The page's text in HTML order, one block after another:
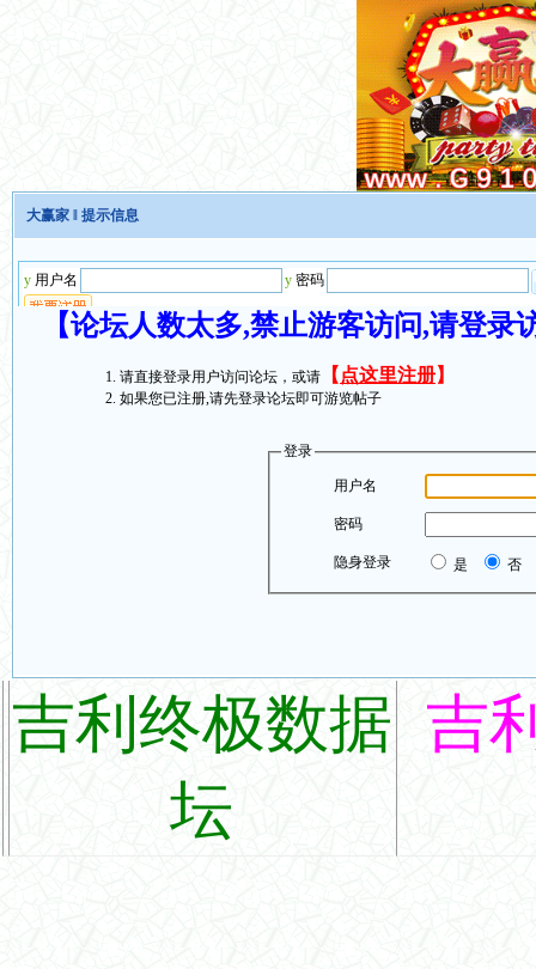
大赢家 ‖ 提示信息
【论坛人数太多,禁止游客访问,请登
请直接登录用户访问论坛，或请 【 点这里注册】
如果您已注册,请先登录论坛即可游览帖子
登录
用户名
密码
隐身登录 是 否
吉利终极数据
坛
吉